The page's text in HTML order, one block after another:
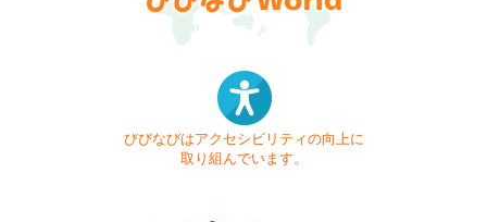
びびなびはアクセシビリティの向上に
取り組んでいます。